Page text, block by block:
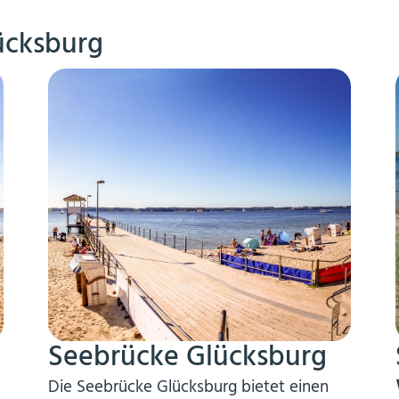
Seebrücke Glücksburg
Die Seebrücke Glücksburg bietet einen